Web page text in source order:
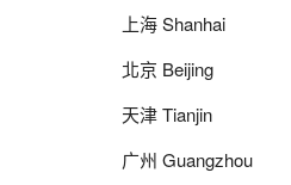
上海 Shanhai
北京 Beijing
天津 Tianjin
广州 Guangzhou